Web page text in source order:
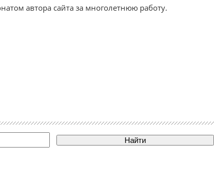
автора сайта за многолетнюю работу.
Найти